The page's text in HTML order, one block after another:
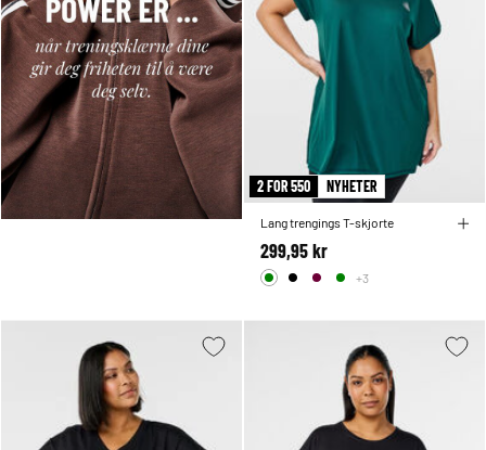
2 FOR 550 NYHETER
Lang trengings T-skjorte
299,95 kr
+3